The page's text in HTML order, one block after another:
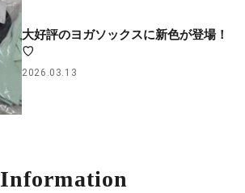
大好評のヨガソックスに新色が登場！
♡
2026.03.13
Information